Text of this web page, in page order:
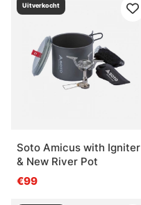
Uitverkocht
Soto Amicus with Igniter
& New River Pot
€99